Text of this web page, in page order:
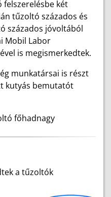
két
tűzoltó százados és
százados jóvoltából
Mobil Labor
is megismerkedtek.
munkatársai is részt
kutyás bemutatót
főhadnagy
a tűzoltók